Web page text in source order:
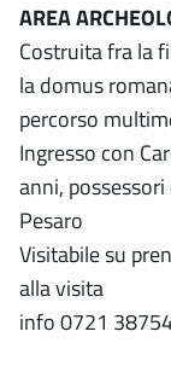
AREA
Costruita fra la
la domus
percorso
Ingresso con
anni,
Pesaro
Visitabile su
alla visita
info 0721